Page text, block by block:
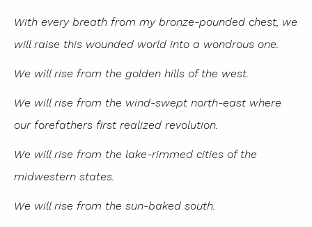
With every breath from my bronze-pounded chest, we
will raise this wounded world into a wondrous one.
We will rise from the golden hills of the west.
We will rise from the wind-swept north-east where
our forefathers first realized revolution.
We will rise from the lake-rimmed cities of the
midwestern states.
We will rise from the sun-baked south.